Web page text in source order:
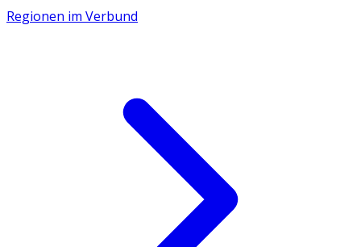
Regionen im Verbund